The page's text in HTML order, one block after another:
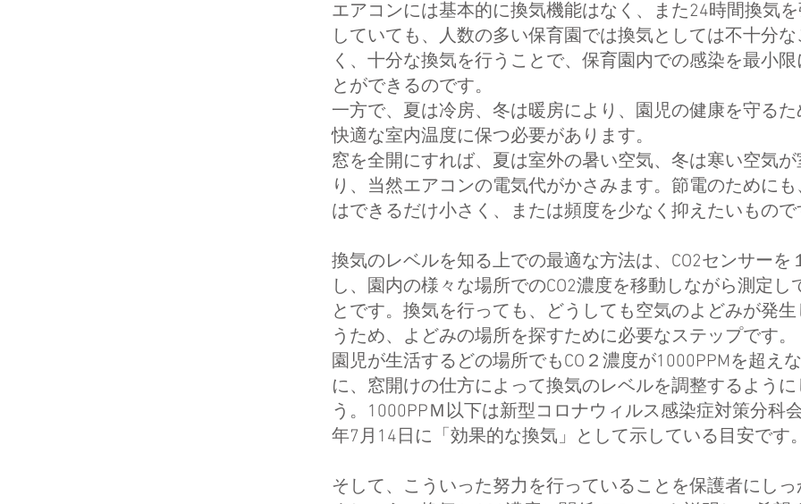
エアコンには基本的に換気機能はなく、また24時間換気
していても、人数の多い保育園では換気としては不十分
く、十分な換気を行うことで、保育園内での感染を最小
とができるのです。
一方で、夏は冷房、冬は暖房により、園児の健康を守る
快適な室内温度に保つ必要があります。
窓を全開にすれば、夏は室外の暑い空気、冬は寒い空気
り、当然エアコンの電気代がかさみます。節電のために
はできるだけ小さく、または頻度を少なく抑えたいもので
換気のレベルを知る上での最適な方法は、CO2センサーを
し、園内の様々な場所でのCO2濃度を移動しながら測定し
とです。換気を行っても、どうしても空気のよどみが発
うため、よどみの場所を探すために必要なステップです。
園児が生活するどの場所でもCO２濃度が1000PPMを超え
に、窓開けの仕方によって換気のレベルを調整するよう
う。1000PPＭ以下は新型コロナウィルス感染症対策分科
年7月14日に「効果的な換気」として示している目安です
そして、こういった努力を行っていることを保護者にし